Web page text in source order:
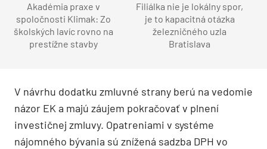
Akadémia praxe v
spoločnosti Klimak: Zo
školských lavíc rovno na
prestížne stavby
Filiálka nie je lokálny spor,
je to kapacitná otázka
železničného uzla
Bratislava
V návrhu dodatku zmluvné strany berú na vedomie
názor EK a majú záujem pokračovať v plnení
investičnej zmluvy. Opatreniami v systéme
nájomného bývania sú znížená sadzba DPH vo